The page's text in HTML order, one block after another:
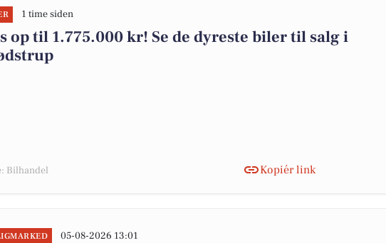
1 time siden
op til 1.775.000 kr! Se de dyreste biler til salg i
Bilhandel Kopiér link
05-08-2026 13:01